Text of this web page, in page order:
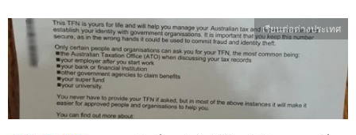
เรียนต่อต่างประเทศ